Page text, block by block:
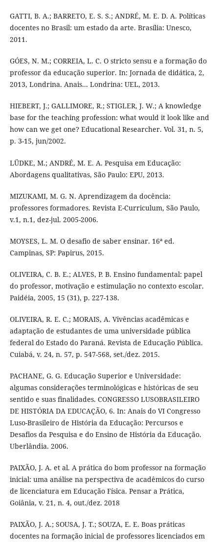
GATTI, B. A.; BARRETO, E. S. S.; ANDRÉ, M. E. D. A. Políticas
docentes no Brasil: um estado da arte. Brasília: Unesco,
2011.
GÓES, N. M.; CORREIA, L. C. O stricto sensu e a formação do
professor da educação superior. In: Jornada de didática, 2,
2013, Londrina. Anais... Londrina: UEL, 2013.
HIEBERT, J.; GALLIMORE, R.; STIGLER, J. W.; A knowledge
base for the teaching profession: what would it look like and
how can we get one? Educational Researcher. Vol. 31, n. 5,
p. 3-15, jun/2002.
LÜDKE, M.; ANDRÉ, M. E. A. Pesquisa em Educação:
Abordagens qualitativas, São Paulo: EPU, 2013.
MIZUKAMI, M. G. N. Aprendizagem da docência:
professores formadores. Revista E-Curriculum, São Paulo,
v.1, n.1, dez-jul. 2005-2006.
MOYSES, L. M. O desafio de saber ensinar. 16ª ed.
Campinas, SP: Papirus, 2015.
OLIVEIRA, C. B. E.; ALVES, P. B. Ensino fundamental: papel
do professor, motivação e estimulação no contexto escolar.
Paidéia, 2005, 15 (31), p. 227-138.
OLIVEIRA, R. E. C.; MORAIS, A. Vivências acadêmicas e
adaptação de estudantes de uma universidade pública
federal do Estado do Paraná. Revista de Educação Pública.
Cuiabá, v. 24, n. 57, p. 547-568, set./dez. 2015.
PACHANE, G. G. Educação Superior e Universidade:
algumas considerações terminológicas e históricas de seu
sentido e suas finalidades. CONGRESSO LUSOBRASILEIRO
DE HISTÓRIA DA EDUCAÇÃO, 6. In: Anais do VI Congresso
Luso-Brasileiro de História da Educação: Percursos e
Desafios da Pesquisa e do Ensino de História da Educação.
Uberlândia. 2006.
PAIXÃO, J. A. et al. A prática do bom professor na formação
inicial: uma análise na perspectiva de acadêmicos do curso
de licenciatura em Educação Física. Pensar a Prática,
Goiânia, v. 21, n. 4, out./dez. 2018
PAIXÃO, J. A.; SOUSA, J. T.; SOUZA, E. E. Boas práticas
docentes na formação inicial de professores licenciados em